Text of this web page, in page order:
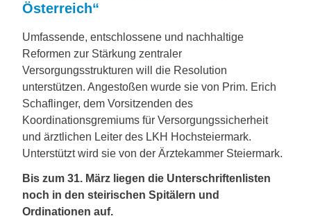
Österreich“
Umfassende, entschlossene und nachhaltige
Reformen zur Stärkung zentraler
Versorgungsstrukturen will die Resolution
unterstützen. Angestoßen wurde sie von Prim. Erich
Schaflinger, dem Vorsitzenden des
Koordinationsgremiums für Versorgungssicherheit
und ärztlichen Leiter des LKH Hochsteiermark.
Unterstützt wird sie von der Ärztekammer Steiermark.
Bis zum 31. März liegen die Unterschriftenlisten
noch in den steirischen Spitälern und
Ordinationen auf.